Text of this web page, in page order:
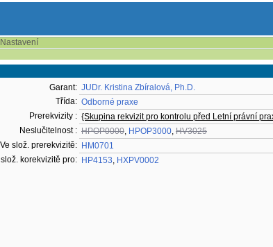
Nastavení
Garant: JUDr. Kristina Zbíralová, Ph.D.
Třída: Odborné praxe
Prerekvizity : {Skupina rekvizit pro kontrolu před Letní právní
Neslučitelnost : HPOP0000, HPOP3000, HV3025
Ve slož. prerekvizitě: HM0701
korekvizitě pro: HP4153, HXPV0002